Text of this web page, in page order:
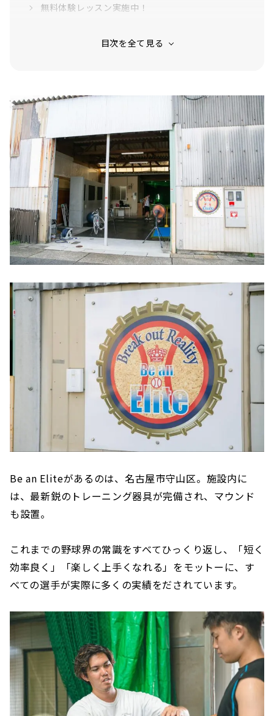
無料体験レッスン実施中！
野球ソックスの特徴
Be an Eliteがあるのは、名古屋市守山区。施設内に
は、最新鋭のトレーニング器具が完備され、マウンド
も設置。
これまでの野球界の常識をすべてひっくり返し、「短く
効率良く」「楽しく上手くなれる」をモットーに、す
べての選手が実際に多くの実績をだされています。